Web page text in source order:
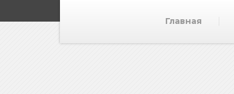
Главная